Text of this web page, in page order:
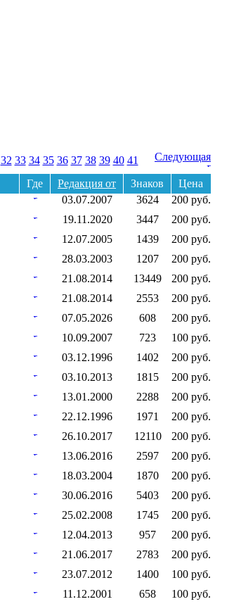
32 33 34 35 36 37 38 39 40 41 Следующая
Где Редакция от Знаков
Цена
03.07.2007 3624
200 руб.
19.11.2020 3447
200 руб.
12.07.2005 1439
200 руб.
28.03.2003 1207
200 руб.
21.08.2014 13449
200 руб.
21.08.2014 2553
200 руб.
07.05.2026 608
200 руб.
10.09.2007 723
100 руб.
03.12.1996 1402
200 руб.
03.10.2013 1815
200 руб.
13.01.2000 2288
200 руб.
22.12.1996 1971
200 руб.
26.10.2017 12110
200 руб.
13.06.2016 2597
200 руб.
18.03.2004 1870
200 руб.
30.06.2016 5403
200 руб.
25.02.2008 1745
200 руб.
12.04.2013 957
200 руб.
21.06.2017 2783
200 руб.
23.07.2012 1400
100 руб.
11.12.2001 658
100 руб.